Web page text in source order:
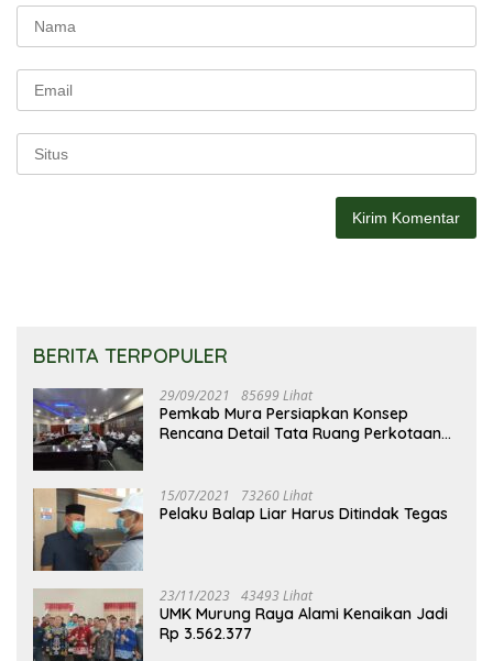
BERITA TERPOPULER
29/09/2021 85699 Lihat
Pemkab Mura Persiapkan Konsep
Rencana Detail Tata Ruang Perkotaan
15/07/2021 73260 Lihat
Pelaku Balap Liar Harus Ditindak Tegas
23/11/2023 43493 Lihat
UMK Murung Raya Alami Kenaikan Jadi
Rp 3.562.377